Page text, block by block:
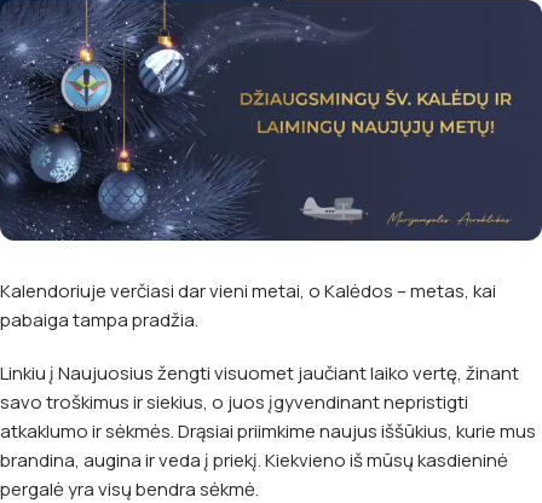
Kalendoriuje verčiasi dar vieni metai, o Kalėdos – metas, kai
pabaiga tampa pradžia.
Linkiu į Naujuosius žengti visuomet jaučiant laiko vertę, žinant
savo troškimus ir siekius, o juos įgyvendinant nepristigti
atkaklumo ir sėkmės. Drąsiai priimkime naujus iššūkius, kurie mus
brandina, augina ir veda į priekį. Kiekvieno iš mūsų kasdieninė
pergalė yra visų bendra sėkmė.